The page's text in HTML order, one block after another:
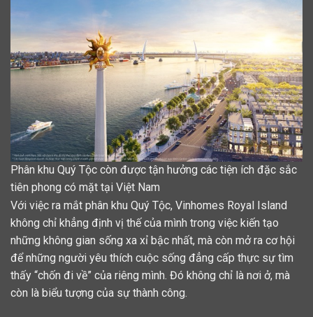
Phân khu Quý Tộc còn được tận hưởng các tiện ích đặc sắc
tiên phong có mặt tại Việt Nam
Với việc ra mắt phân khu Quý Tộc, Vinhomes Royal Island
không chỉ khẳng định vị thế của mình trong việc kiến tạo
những không gian sống xa xỉ bậc nhất, mà còn mở ra cơ hội
để những người yêu thích cuộc sống đẳng cấp thực sự tìm
thấy “chốn đi về” của riêng mình. Đó không chỉ là nơi ở, mà
còn là biểu tượng của sự thành công.